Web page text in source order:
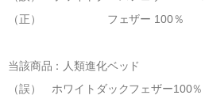
ふるさと納税
イワタについて
（正） フェザー 100％
当該商品：人類進化ベッド
（誤） ホワイトダックフェザー100％